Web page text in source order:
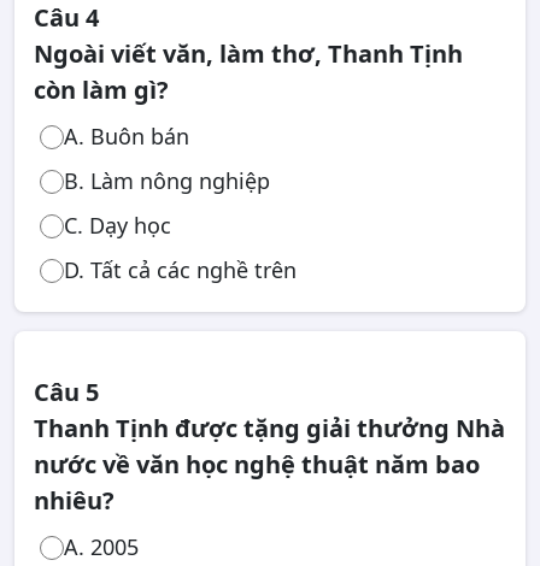
Câu 4
Ngoài viết văn, làm thơ, Thanh Tịnh
còn làm gì?
A. Buôn bán
B. Làm nông nghiệp
C. Dạy học
D. Tất cả các nghề trên
Câu 5
Thanh Tịnh được tặng giải thưởng Nhà
nước về văn học nghệ thuật năm bao
nhiêu?
A. 2005